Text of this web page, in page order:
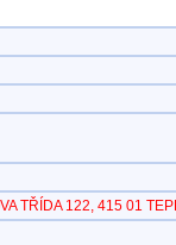
TŘÍDA 122, 415 01